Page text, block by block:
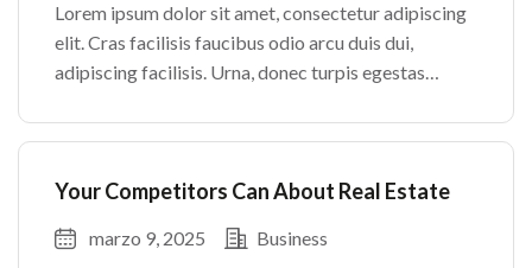
Lorem ipsum dolor sit amet, consectetur adipiscing
elit. Cras facilisis faucibus odio arcu duis dui,
adipiscing facilisis. Urna, donec turpis egestas
justo odio parturient mauris curabitur lorem in.
Your Competitors Can About Real Estate
marzo 9, 2025
Business